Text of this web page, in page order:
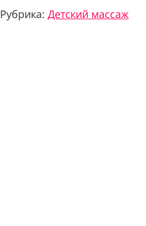
Рубрика: Детский массаж